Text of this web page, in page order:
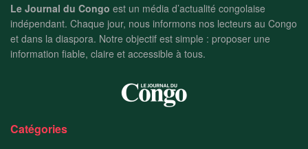
Le Journal du Congo est un média d’actualité congolaise
indépendant. Chaque jour, nous informons nos lecteurs au Congo
et dans la diaspora. Notre objectif est simple : proposer une
information fiable, claire et accessible à tous.
Catégories